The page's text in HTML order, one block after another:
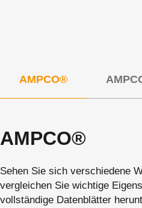
AMPCO®
AMPCO®
Sehen Sie sich verschiedene
vergleichen Sie wichtige
vollständige Datenblätter